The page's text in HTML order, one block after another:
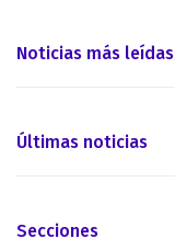
Noticias más leídas
Últimas noticias
Secciones